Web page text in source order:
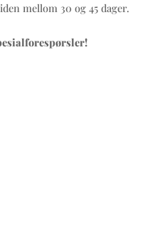
mellom 30 og 45 dager.